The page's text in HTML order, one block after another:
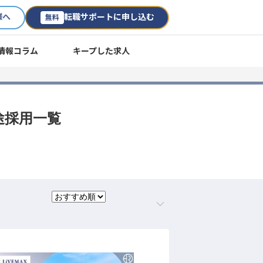
へ 無料 転職サポートに申し込む
報コラム キープした求人
用一覧